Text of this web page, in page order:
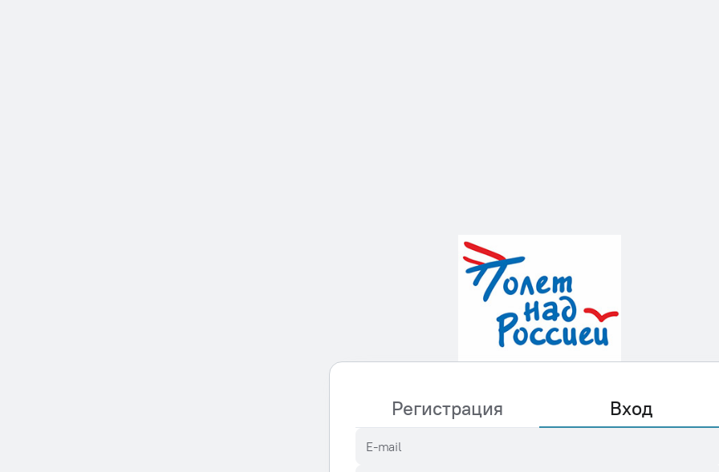
Регистрация Вход
E-mail